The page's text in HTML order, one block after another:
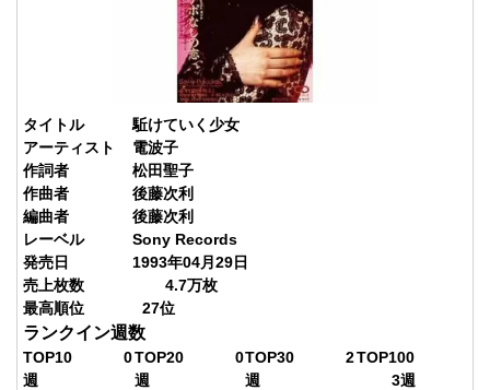
タイトル
駈けていく少女
アーティスト
電波子
作詞者
松田聖子
作曲者
後藤次利
編曲者
後藤次利
レーベル
Sony Records
発売日
1993年04月29日
売上枚数
4.7万枚
最高順位
27位
ランクイン週数
TOP10
0
週
TOP20
0
週
TOP30
2
週
TOP100
3週